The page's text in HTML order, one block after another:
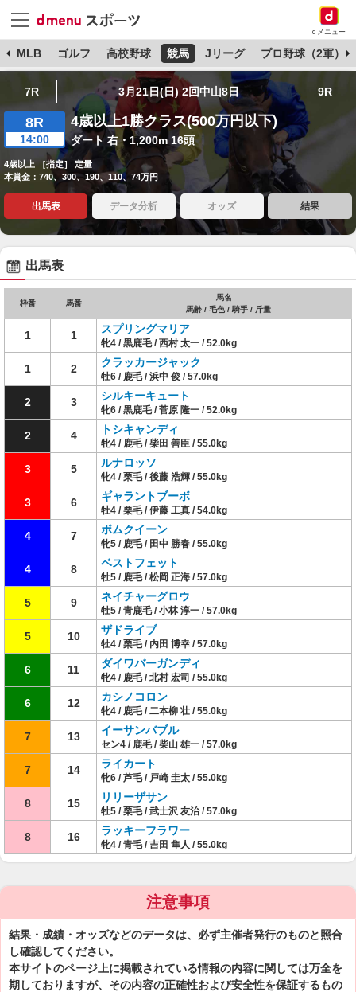
dメニュー
MLB ゴルフ 高校野球 競馬 Jリーグ プロ野球（2軍）
7R 3月21日(日) 2回中山8日 9R
8R
14:00
4歳以上1勝クラス(500万円以下)
ダート 右・1,200m 16頭
4歳以上 ［指定］ 定量
本賞金：740、300、190、110、74万円
出馬表 データ分析 オッズ 結果
出馬表
枠番 馬番
馬名
馬齢 / 毛色 / 騎手 / 斤量
1 1 スプリングマリア
牝4 / 黒鹿毛 / 西村 太一 / 52.0kg
1 2 クラッカージャック
牡6 / 鹿毛 / 浜中 俊 / 57.0kg
2 3 シルキーキュート
牝6 / 黒鹿毛 / 菅原 隆一 / 52.0kg
2 4 トシキャンディ
牝4 / 鹿毛 / 柴田 善臣 / 55.0kg
3 5 ルナロッソ
牝4 / 栗毛 / 後藤 浩輝 / 55.0kg
3 6 ギャラントブーボ
牡4 / 栗毛 / 伊藤 工真 / 54.0kg
4 7 ボムクイーン
牝5 / 鹿毛 / 田中 勝春 / 55.0kg
4 8 ベストフェット
牡5 / 鹿毛 / 松岡 正海 / 57.0kg
5 9 ネイチャーグロウ
牡5 / 青鹿毛 / 小林 淳一 / 57.0kg
5 10 ザドライブ
牡4 / 栗毛 / 内田 博幸 / 57.0kg
6 11 ダイワバーガンディ
牝4 / 鹿毛 / 北村 宏司 / 55.0kg
6 12 カシノコロン
牝4 / 鹿毛 / 二本柳 壮 / 55.0kg
7 13 イーサンバブル
セン4 / 鹿毛 / 柴山 雄一 / 57.0kg
7 14 ライカート
牝6 / 芦毛 / 戸崎 圭太 / 55.0kg
8 15 リリーザサン
牡5 / 栗毛 / 武士沢 友治 / 57.0kg
8 16 ラッキーフラワー
牝4 / 青毛 / 吉田 隼人 / 55.0kg
注意事項
結果・成績・オッズなどのデータは、必ず主催者発行のものと照合
し確認してください。
本サイトのページ上に掲載されている情報の内容に関しては万全を
期しておりますが、その内容の正確性および安全性を保証するもの